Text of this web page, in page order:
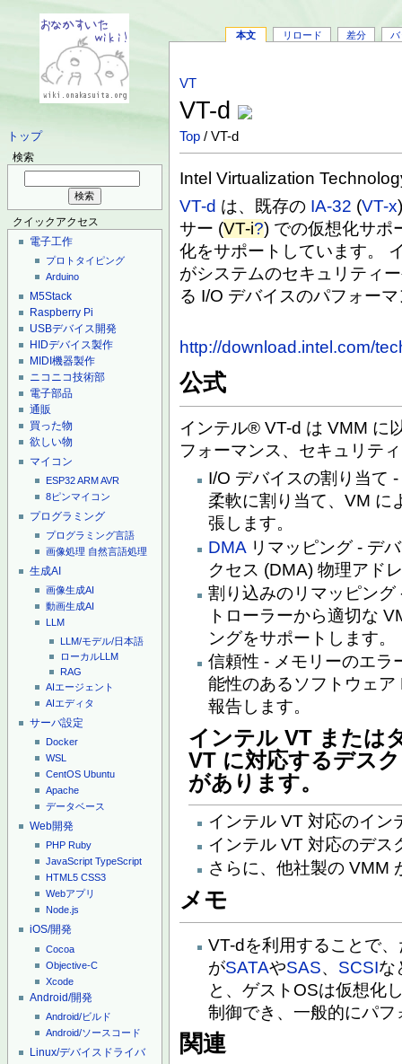
トップ
検索
クイックアクセス
電子工作
プロトタイピング
Arduino
M5Stack
Raspberry Pi
USBデバイス開発
HIDデバイス製作
MIDI機器製作
ニコニコ技術部
電子部品
通販
買った物
欲しい物
マイコン
ESP32ARMAVR
8ピンマイコン
プログラミング
プログラミング言語
画像処理 自然言語処理
生成AI
画像生成AI
動画生成AI
LLM
LLM/モデル/日本語
ローカルLLM
RAG
AIエージェント
AIエディタ
サーバ設定
Docker
WSL
CentOS Ubuntu
Apache
データベース
Web開発
PHP Ruby
JavaScript TypeScript
HTML5 CSS3
Webアプリ
Node.js
iOS/開発
Cocoa
Objective-C
Xcode
Android/開発
Android/ビルド
Android/ソースコード
Linux/デバイスドライバ
本文 リロード 差分 バ
VT
VT-d
Top / VT-d
Intel Virtualization
VT-d は、既存の IA-32 (VT-x
サー (VT-i?) での仮想化サポ
化をサポートしています。
がシステムのセキュリティ
る I/O デバイスのパフォー
http://download.intel.com/
公式
インテル® VT-d は VMM に
フォーマンス、セキュリテ
I/O デバイスの割り当て
柔軟に割り当て、VM に
張します。
DMA リマッピング - デ
クセス (DMA) 物理アド
割り込みのリマッピン
トローラーから適切な
ングをサポートします。
信頼性 - メモリーのエラ
能性のあるソフトウェ
報告します。
インテル VT または
VT に対応するデス
があります。
インテル VT 対応のイン
インテル VT 対応のデス
さらに、他社製の VMM
メモ
VT-dを利用することで
がSATAやSAS、 SCSIな
と、ゲストOSは仮想化
制御でき、一般的にパ
関連